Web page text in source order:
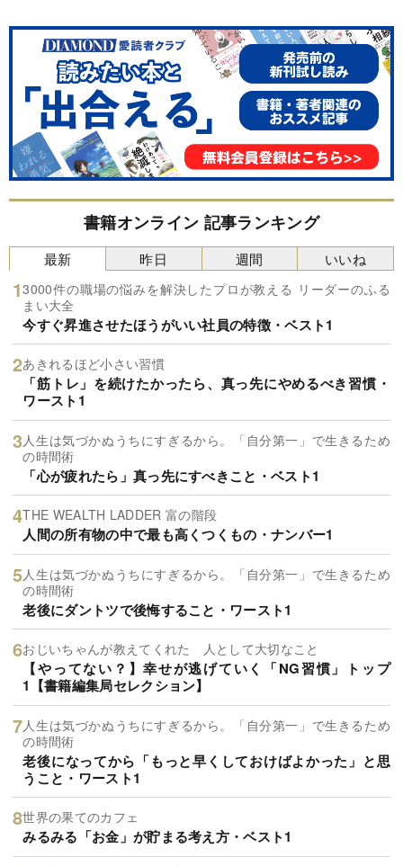
書籍オンライン 記事ランキング
最新
3000件の職場の悩みを解決したプロが教える リーダーのふる
まい大全
今すぐ昇進させたほうがいい社員の特徴・ベスト1
あきれるほど小さい習慣
「筋トレ」を続けたかったら、真っ先にやめるべき習慣・
ワースト1
人生は気づかぬうちにすぎるから。「自分第一」で生きるため
の時間術
「心が疲れたら」真っ先にすべきこと・ベスト1
THE WEALTH LADDER 富の階段
人間の所有物の中で最も高くつくもの・ナンバー1
人生は気づかぬうちにすぎるから。「自分第一」で生きるため
の時間術
老後にダントツで後悔すること・ワースト1
おじいちゃんが教えてくれた 人として大切なこと
【やってない？】幸せが逃げていく「NG習慣」トップ
1【書籍編集局セレクション】
人生は気づかぬうちにすぎるから。「自分第一」で生きるため
の時間術
老後になってから「もっと早くしておけばよかった」と思
うこと・ワースト1
世界の果てのカフェ
みるみる「お金」が貯まる考え方・ベスト1
昨日 週間 いいね